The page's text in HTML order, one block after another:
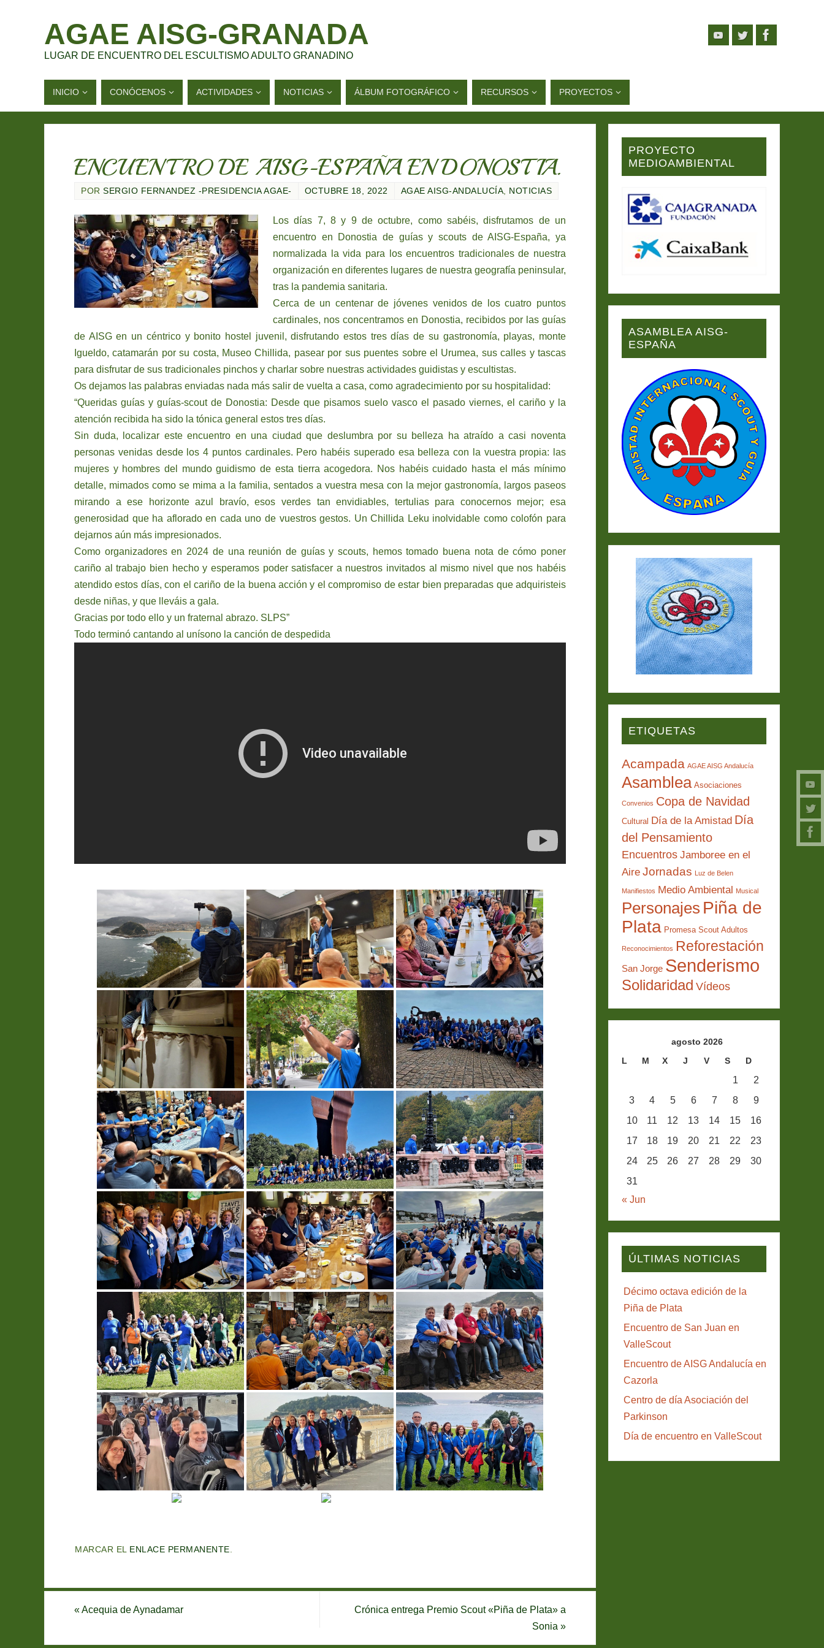
AGAE AISG-GRANADA
LUGAR DE ENCUENTRO DEL ESCULTISMO ADULTO GRANADINO
INICIO CONÓCENOS ACTIVIDADES NOTICIAS ÁLBUM FOTOGRÁFICO RECURSOS PROYECTOS
ENCUENTRO DE AISG-ESPAÑA EN DONOSTIA.
POR SERGIO FERNANDEZ -PRESIDENCIA AGAE- OCTUBRE 18, 2022 AGAE AISG-ANDALUCÍA, NOTICIAS
Los días 7, 8 y 9 de octubre, como sabéis, disfrutamos de un
encuentro en Donostia de guías y scouts de AISG-España, ya
normalizada la vida para los encuentros tradicionales de nuestra
organización en diferentes lugares de nuestra geografía peninsular,
tras la pandemia sanitaria.
Cerca de un centenar de jóvenes venidos de los cuatro puntos
cardinales, nos concentramos en Donostia, recibidos por las guías
de AISG en un céntrico y bonito hostel juvenil, disfrutando estos tres días de su gastronomía, playas, monte
Igueldo, catamarán por su costa, Museo Chillida, pasear por sus puentes sobre el Urumea, sus calles y tascas
para disfrutar de sus tradicionales pinchos y charlar sobre nuestras actividades guidistas y escultistas.
Os dejamos las palabras enviadas nada más salir de vuelta a casa, como agradecimiento por su hospitalidad:
“Queridas guías y guías-scout de Donostia: Desde que pisamos suelo vasco el pasado viernes, el cariño y la
atención recibida ha sido la tónica general estos tres días.
Sin duda, localizar este encuentro en una ciudad que deslumbra por su belleza ha atraído a casi noventa
personas venidas desde los 4 puntos cardinales. Pero habéis superado esa belleza con la vuestra propia: las
mujeres y hombres del mundo guidismo de esta tierra acogedora. Nos habéis cuidado hasta el más mínimo
detalle, mimados como se mima a la familia, sentados a vuestra mesa con la mejor gastronomía, largos paseos
mirando a ese horizonte azul bravío, esos verdes tan envidiables, tertulias para conocernos mejor; esa
generosidad que ha aflorado en cada uno de vuestros gestos. Un Chillida Leku inolvidable como colofón para
dejarnos aún más impresionados.
Como organizadores en 2024 de una reunión de guías y scouts, hemos tomado buena nota de cómo poner
cariño al trabajo bien hecho y esperamos poder satisfacer a nuestros invitados al mismo nivel que nos habéis
atendido estos días, con el cariño de la buena acción y el compromiso de estar bien preparadas que adquiristeis
desde niñas, y que lleváis a gala.
Gracias por todo ello y un fraternal abrazo. SLPS”
Todo terminó cantando al unísono la canción de despedida
MARCAR EL ENLACE PERMANENTE
«Acequia de Aynadamar
Crónica entrega Premio Scout «Piña de Plata» a
Sonia »
PROYECTO
MEDIOAMBIENTAL
ASAMBLEA AISG-
ESPAÑA
ETIQUETAS
Acampada AGAE AISG Andalucía
Asamblea Asociaciones
Convenios Copa de Navidad
Cultural Día de la Amistad Día
del Pensamiento
Encuentros Jamboree en el
Aire Jornadas Luz de Belen
Manifiestos Medio Ambiental Musical
Personajes Piña de
Plata Promesa Scout Adultos
Reconocimientos Reforestación
San Jorge Senderismo
Solidaridad Vídeos
agosto 2026
L
M X J V S D
1
2
3
4 5 6 7 8
9
10
11 12 13 14 15
16
17
18 19 20 21 22
23
24
25 26 27 28 29
30
31
« Jun
ÚLTIMAS NOTICIAS
Décimo octava edición de la
Piña de Plata
Encuentro de San Juan en
ValleScout
Encuentro de AISG Andalucía en
Cazorla
Centro de día Asociación del
Parkinson
Día de encuentro en ValleScout